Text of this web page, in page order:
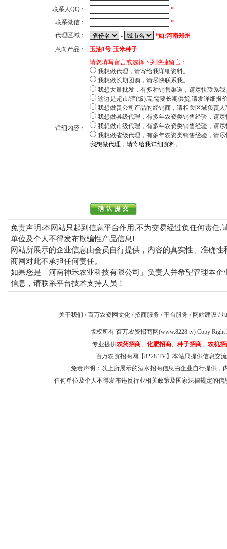
联系人QQ：
*
联系微信：
*
代理区域：
-
*如:河南郑州
意向产品：
玉油1号-玉米种子
详细内容：
请您填写留言或选择下列快捷留言：
我想做代理，请寄给我详细资料。
我想做长期团购，请尽快联系我。
我想大量批发，有多种销售渠道，请尽快联系我
这边是超市/酒(饭)店,需要长期供货,请发详细报
我想做贵公司产品的经销商，请相关区域负责人
我想做县级代理，有多年农资类销售经验，请
我想做市级代理，有多年农资类销售经验，请
我想做省级代理，有多年农资类销售经验，请
免责声明:本网站只起到信息平台作用,不为交易经过负任何责任,
单位及个人不得发布欺骗性产品信息!
网站所展示的企业信息由会员自行提供，内容的真实性、准确
商网对此不承担任何责任。
如果您是「河南神禾农业科技有限公司」负责人并希望管理本
信息，请联系平台技术支持人员！
关于我们 /百万农资网文化 /招商服务 /平台服务 / 网站建设 /
版权所有 百万农资招商网(www.8228.tv) Copy Right
专业提供农药招商、 化肥招商、 种子招商、 农机
百万农资招商网【8228.TV】本站只提供信息交
免责声明：以上所展示的酒水招商信息由企业自行提供
任何单位及个人不得发布违反行业相关政策及国家法律规定的